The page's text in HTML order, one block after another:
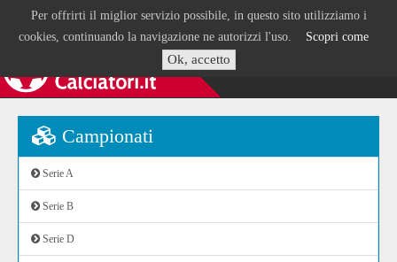
Per offrirti il miglior servizio possibile, in questo sito utilizziamo i
cookies, continuando la navigazione ne autorizzi l'uso. Scopri come
Ok, accetto
Campionati
Serie A
Serie B
Serie D